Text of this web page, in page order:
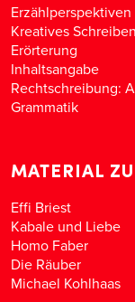
Erzählperspektiven
Kreatives Schreiben
Erörterung
Inhaltsangabe
Rechtschreibung:
Grammatik
MATERIAL
Effi Briest
Kabale und Liebe
Homo Faber
Die Räuber
Michael Kohlhaas